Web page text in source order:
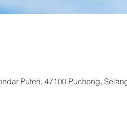
Puteri, 47100 Puchong,